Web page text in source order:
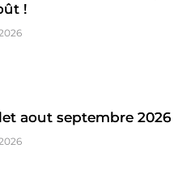
!
aout septembre 2026